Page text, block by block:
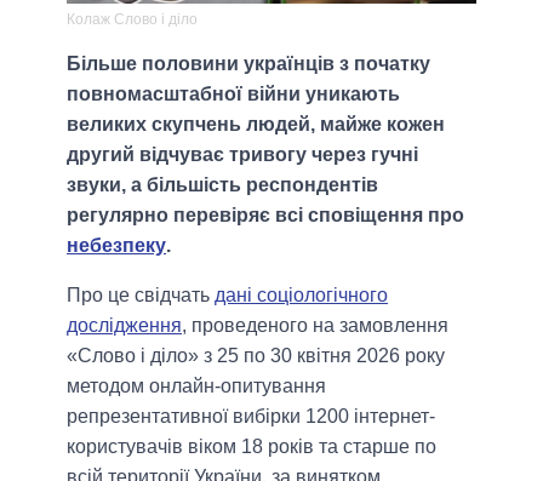
Колаж Слово і діло
Більше половини українців з початку
повномасштабної війни уникають
великих скупчень людей, майже кожен
другий відчуває тривогу через гучні
звуки, а більшість респондентів
регулярно перевіряє всі сповіщення про
небезпеку.
Про це свідчать дані соціологічного
дослідження, проведеного на замовлення
«Слово і діло» з 25 по 30 квітня 2026 року
методом онлайн-опитування
репрезентативної вибірки 1200 інтернет-
користувачів віком 18 років та старше по